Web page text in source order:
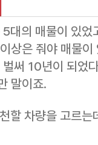
대의 매물이 있
상은 줘야 매물이
써 10년이 되었
말이죠.
할 차량을 고르